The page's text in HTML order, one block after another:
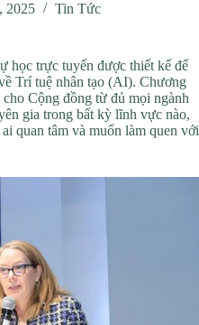
2025 Tin Tức
học trực tuyến được thiết kế để
Trí tuệ nhân tạo (AI). Chương
Cộng đồng từ đủ mọi ngành
gia trong bất kỳ lĩnh vực nào,
quan tâm và muốn làm quen với